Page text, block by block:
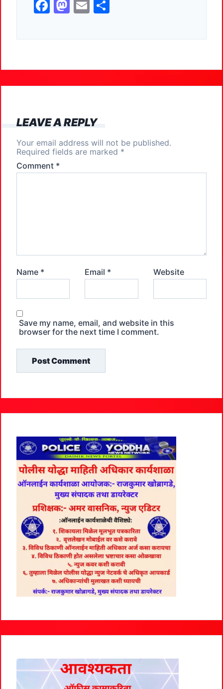
F
c
b
o
k
M
st
d
o
E
ai ar
LEAVE A REPLY
Your email address will not be published.
Required fields are marked *
Comment *
Name * Email * Website
Save my name, email, and website in this
browser for the next time I comment.